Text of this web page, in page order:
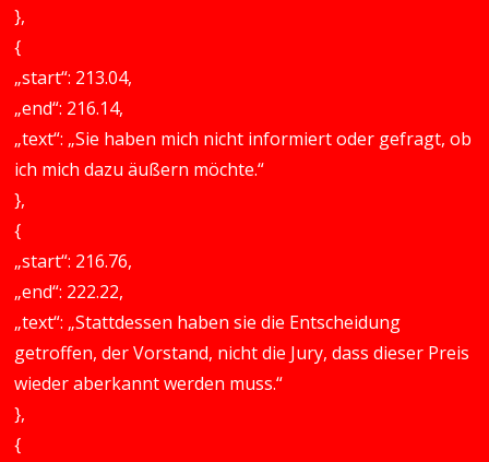
},
{
„start“: 213.04,
„end“: 216.14,
„text“: „Sie haben mich nicht informiert oder gefragt, ob
ich mich dazu äußern möchte.“
},
{
„start“: 216.76,
„end“: 222.22,
„text“: „Stattdessen haben sie die Entscheidung
getroffen, der Vorstand, nicht die Jury, dass dieser Preis
wieder aberkannt werden muss.“
},
{